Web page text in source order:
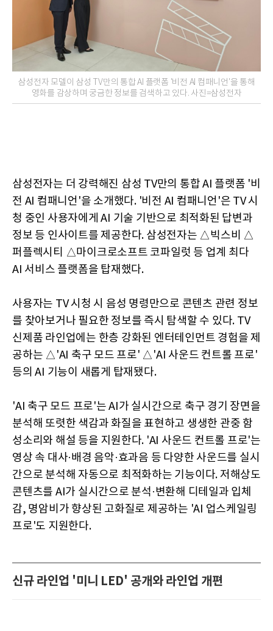
삼성전자 모델이 삼성 TV만의 통합 AI 플랫폼 '비전 AI 컴패니언'을 통해
영화를 감상하며 궁금한 정보를 검색하고 있다. 사진=삼성전자
삼성전자는 더 강력해진 삼성 TV만의 통합 AI 플랫폼 '비
전 AI 컴패니언'을 소개했다. '비전 AI 컴패니언'은 TV 시
청 중인 사용자에게 AI 기술 기반으로 최적화된 답변과
정보 등 인사이트를 제공한다. 삼성전자는 △빅스비 △
퍼플렉시티 △마이크로소프트 코파일럿 등 업계 최다
AI 서비스 플랫폼을 탑재했다.
사용자는 TV 시청 시 음성 명령만으로 콘텐츠 관련 정보
를 찾아보거나 필요한 정보를 즉시 탐색할 수 있다. TV
신제품 라인업에는 한층 강화된 엔터테인먼트 경험을 제
공하는 △'AI 축구 모드 프로' △'AI 사운드 컨트롤 프로'
등의 AI 기능이 새롭게 탑재됐다.
'AI 축구 모드 프로'는 AI가 실시간으로 축구 경기 장면을
분석해 또렷한 색감과 화질을 표현하고 생생한 관중 함
성소리와 해설 등을 지원한다. 'AI 사운드 컨트롤 프로'는
영상 속 대사·배경 음악·효과음 등 다양한 사운드를 실시
간으로 분석해 자동으로 최적화하는 기능이다. 저해상도
콘텐츠를 AI가 실시간으로 분석·변환해 디테일과 입체
감, 명암비가 향상된 고화질로 제공하는 'AI 업스케일링
프로'도 지원한다.
신규 라인업 '미니 LED' 공개와 라인업 개편